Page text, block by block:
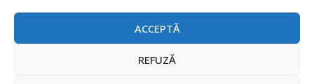
ACCEPTĂ
REFUZĂ
ATEN International
Contact
Publicitate
Abonament la revista “Electronica Azi”